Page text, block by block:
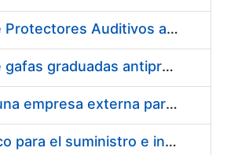
Suministro de Protectores Auditivos a medida para las personas trabajadoras de los Centros de Trabajo de Madrid y Burgos
Suministro de gafas graduadas antiproyecciones para los trabajadores de la FNMT-RCM en los centros de trabajo de Madrid y Burgos
Servicios de una empresa externa para el asesoramiento y resolución de los recursos de alzada que se presentan relacionados con procesos de selección para la FNMT-RCM
Acuerdo marco para el suministro e instalación de persianas, estores y otros complementos